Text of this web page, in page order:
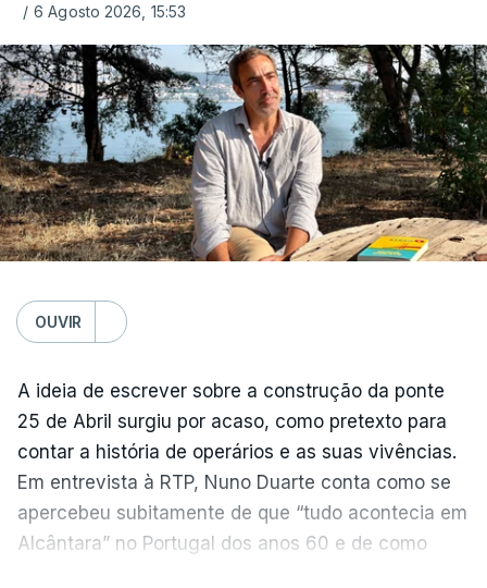
/ 6 Agosto 2026, 15:53
OUVIR
A ideia de escrever sobre a construção da ponte
25 de Abril surgiu por acaso, como pretexto para
contar a história de operários e as suas vivências.
Em entrevista à RTP, Nuno Duarte conta como se
apercebeu subitamente de que “tudo acontecia em
Alcântara” no Portugal dos anos 60 e de como